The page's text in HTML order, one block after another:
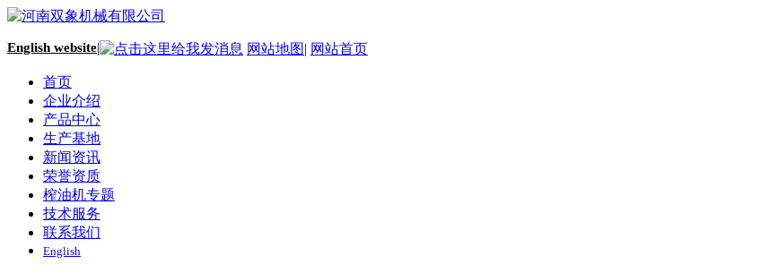
English website| 网站地图| 网站首页
首页
企业介绍
产品中心
生产基地
新闻资讯
荣誉资质
榨油机专题
技术服务
联系我们
English